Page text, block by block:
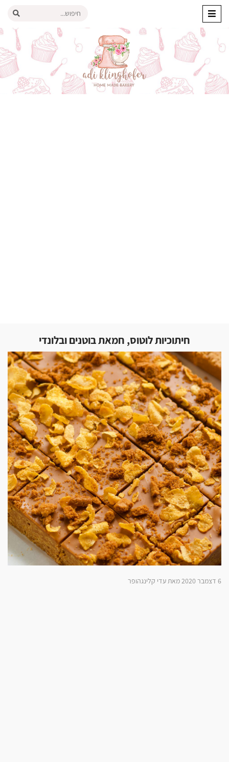
חיתוכיות לוטוס, חמאת בוטנים ובלונדי
6 דצמבר 2020 מאת עדי קלינגהופר